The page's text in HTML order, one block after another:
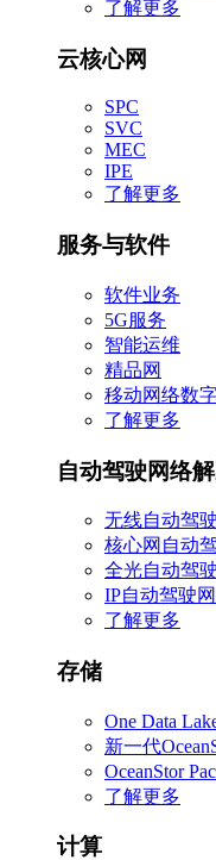
了解更多
云核心网
SPC
SVC
MEC
IPE
了解更多
服务与软件
软件业务
5G服务
智能运维
精品网
移动网络数
了解更多
自动驾驶网络
无线自动驾
核心网自动
全光自动驾
IP自动驾驶
了解更多
存储
One Data
新一代
OceanStor
了解更多
计算